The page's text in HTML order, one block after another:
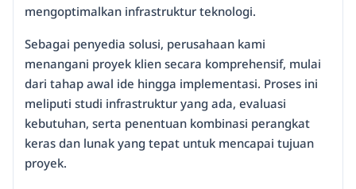
mengoptimalkan infrastruktur teknologi.
Sebagai penyedia solusi, perusahaan kami
menangani proyek klien secara komprehensif, mulai
dari tahap awal ide hingga implementasi. Proses ini
meliputi studi infrastruktur yang ada, evaluasi
kebutuhan, serta penentuan kombinasi perangkat
keras dan lunak yang tepat untuk mencapai tujuan
proyek.